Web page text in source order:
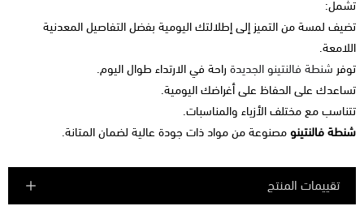
تشمل:
تضيف لمسة من التميز إلى إطلالتك اليومية بفضل التفاصيل المعدنية
اللامعة.
توفر شنطة فالنتينو الجديدة راحة في الارتداء طوال اليوم.
تساعدك على الحفاظ على أغراضك اليومية.
تتناسب مع مختلف الأزياء والمناسبات.
شنطة فالنتينومصنوعة من مواد ذات جودة عالية لضمان المتانة.
تقييمات المنتج